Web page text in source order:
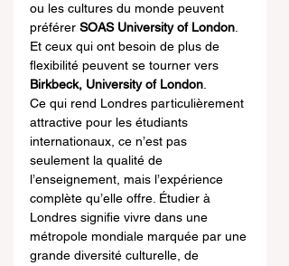
ou les cultures du monde peuvent
préférer SOAS University of London
Et ceux qui ont besoin de plus de
flexibilité peuvent se tourner vers
Birkbeck, University of London
Ce qui rend Londres particulièrement
attractive pour les étudiants
internationaux, ce n’est pas
seulement la qualité de
l’enseignement, mais l’expérience
complète qu’elle offre. Étudier à
Londres signifie vivre dans une
métropole mondiale marquée par une
grande diversité culturelle, de